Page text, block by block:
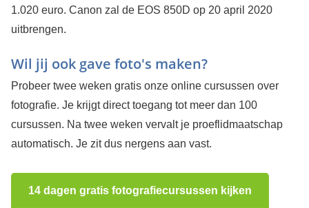
1.020 euro. Canon zal de EOS 850D op 20 april 2020
uitbrengen.
Wil jij ook gave foto's maken?
Probeer twee weken gratis onze online cursussen over
fotografie. Je krijgt direct toegang tot meer dan 100
cursussen. Na twee weken vervalt je proeflidmaatschap
automatisch. Je zit dus nergens aan vast.
14 dagen gratis fotografiecursussen kijken